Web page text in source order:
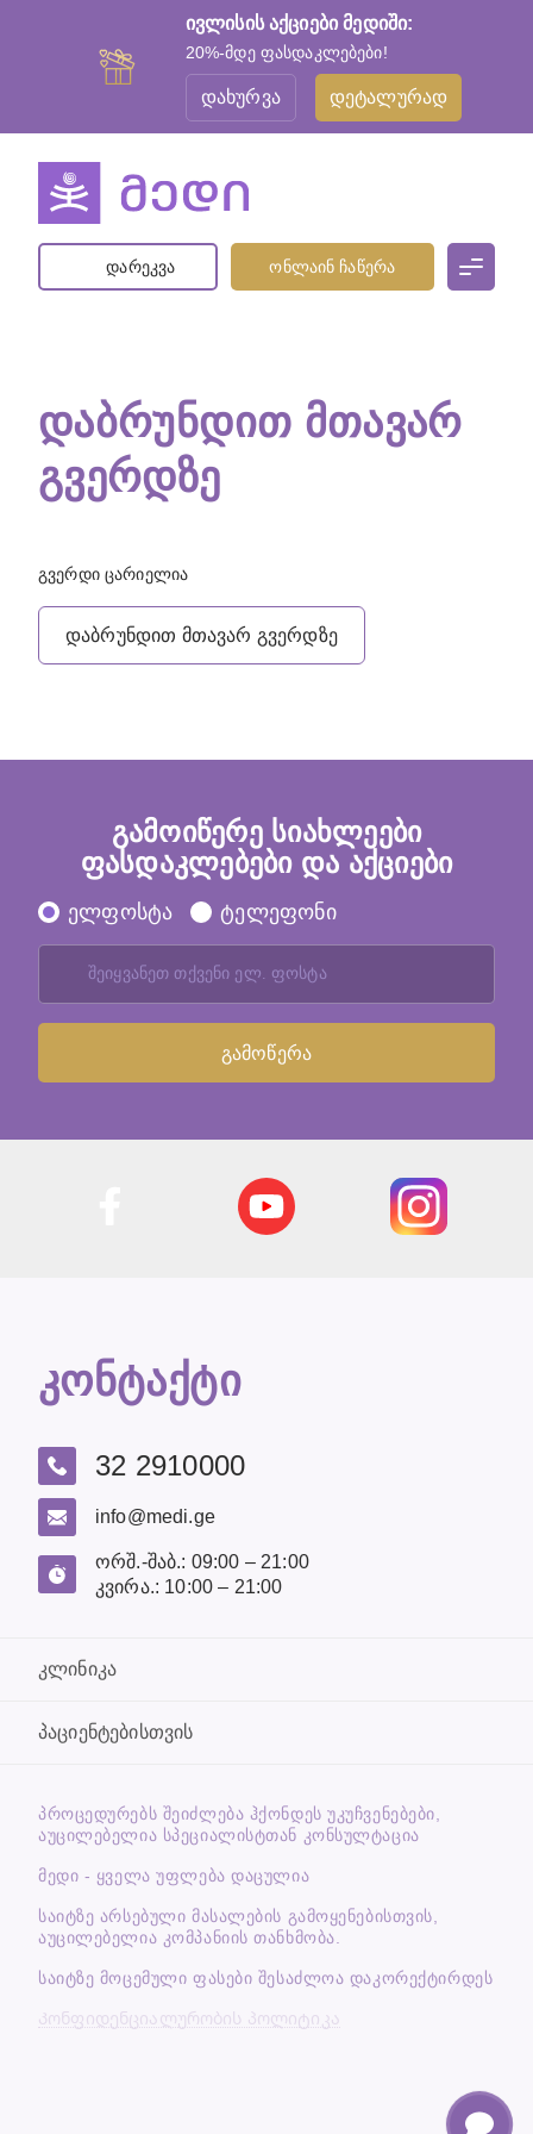
ივლისის აქციები მედიში:
20%-მდე ფასდაკლებები!
დახურვა დეტალურად
დარეკვა ონლაინ ჩაწერა
ᲓᲐᲑᲠᲣᲜᲓᲘᲗ ᲛᲗᲐᲕᲐᲠ
ᲒᲕᲔᲠᲓᲖᲔ
გვერდი ცარიელია
დაბრუნდით მთავარ გვერდზე
გამოიწერე სიახლეები
ფასდაკლებები და აქციები
ელფოსტა ტელეფონი
კონტაქტი
32 2910000
info@medi.ge
ორშ.-შაბ.: 09:00 – 21:00
კვირა.: 10:00 – 21:00
კლინიკა
პაციენტებისთვის
ᲞᲠᲝᲪᲔᲓᲣᲠᲔᲑᲡ ᲨᲔᲘᲫᲚᲔᲑᲐ ᲰᲥᲝᲜᲓᲔᲡ ᲣᲙᲣᲩᲕᲔᲜᲔᲑᲔᲑᲘ,
ᲐᲣᲪᲘᲚᲔᲑᲔᲚᲘᲐ ᲡᲞᲔᲪᲘᲐᲚᲘᲡᲢᲗᲐᲜ ᲙᲝᲜᲡᲣᲚᲢᲐᲪᲘᲐ
მედი - ყველა უფლება დაცულია
საიტზე არსებული მასალების გამოყენებისთვის,
აუცილებელია კომპანიის თანხმობა.
საიტზე მოცემული ფასები შესაძლოა დაკორექტირდეს
Კონფიდენციალურობის პოლიტიკა